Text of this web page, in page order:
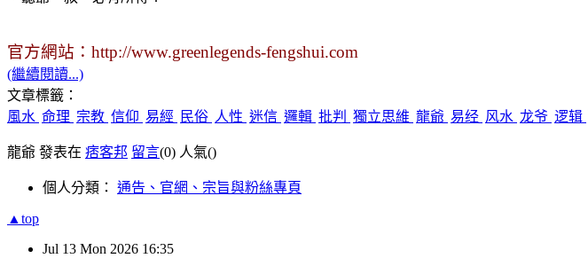
官方網站： http://www.greenlegends-fengshui.com
(繼續閱讀...)
文章標籤：
風水 命理 宗教 信仰 易經 民俗 人性 迷信 邏輯 批判 獨立思維 龍爺 易经 风水 龙爷 逻辑
龍爺 發表在 痞客邦 留言(0) 人氣()
個人分類： 通告、官網、宗旨與粉絲專頁
▲top
Jul 13 Mon 2026 16:35